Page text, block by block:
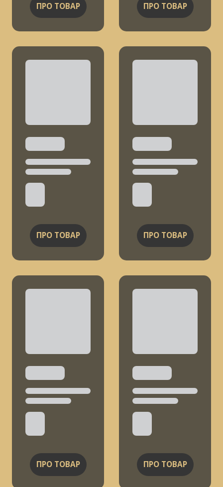
ПРО ТОВАР ПРО ТОВАР
ПРО ТОВАР ПРО ТОВАР
ПРО ТОВАР ПРО ТОВАР